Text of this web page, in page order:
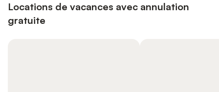
Locations de vacances avec annulation
gratuite